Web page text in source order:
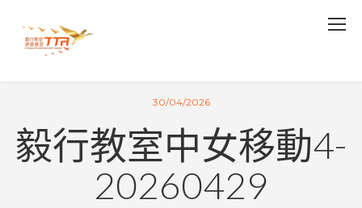
30/04/2026
毅行教室中女移動4-
20260429